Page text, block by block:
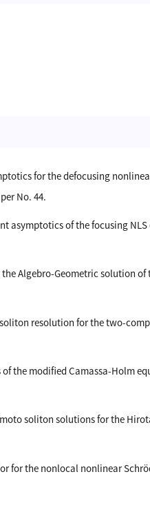
for the defocusing
No. 44.
asymptotics of the focusing
Algebro-Geometric solution
resolution for the two-
of the modified Camassa-Holm
soliton solutions for the
for the nonlocal nonlinear